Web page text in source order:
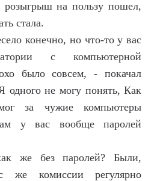
розыгрыш на пользу пошел,
стала.
конечно, но что-то у вас
с компьютерной
было совсем, - покачал
одного не могу понять, Как
за чужие компьютеры
у вас вообще паролей
же без паролей? Были,
же комиссии регулярно